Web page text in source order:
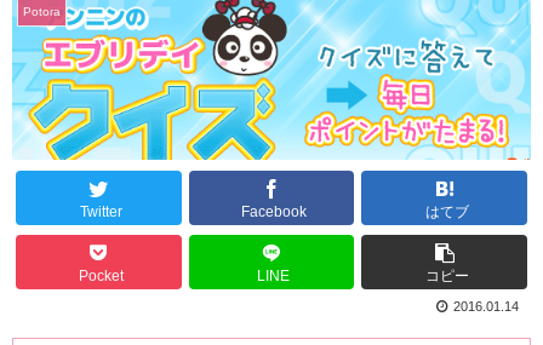
Potora
Twitter Facebook はてブ
Pocket LINE コピー
2016.01.14